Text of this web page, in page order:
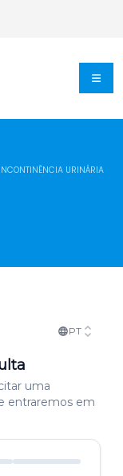
URINÁRIA